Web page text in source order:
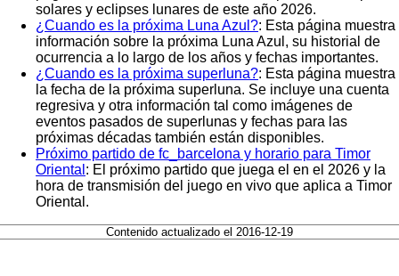
solares y eclipses lunares de este año 2026.
¿Cuando es la próxima Luna Azul?: Esta página muestra
información sobre la próxima Luna Azul, su historial de
ocurrencia a lo largo de los años y fechas importantes.
¿Cuando es la próxima superluna?: Esta página muestra
la fecha de la próxima superluna. Se incluye una cuenta
regresiva y otra información tal como imágenes de
eventos pasados de superlunas y fechas para las
próximas décadas también están disponibles.
Próximo partido de fc_barcelona y horario para Timor
Oriental : El próximo partido que juega el en el 2026 y la
hora de transmisión del juego en vivo que aplica a Timor
Oriental.
Contenido actualizado el 2016-12-19